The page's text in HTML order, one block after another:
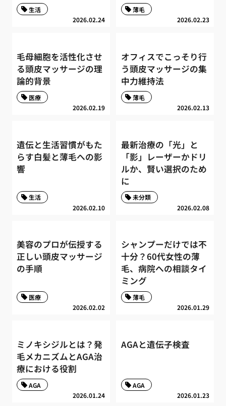
2026.02.24
生活
2026.02.23
薄毛
毛母細胞を活性化させ
る頭皮マッサージの理
論的背景
2026.02.19
医療
オフィスでこっそり行
う頭皮マッサージの集
中力維持法
2026.02.13
薄毛
遺伝と生活習慣がもた
らす白髪と薄毛への影
響
2026.02.10
生活
最新治療の「光」と
「影」レーザーかドリ
ルか、賢い選択のため
に
2026.02.08
未分類
美容のプロが伝授する
正しい頭皮マッサージ
の手順
2026.02.02
医療
シャンプーだけでは不
十分？60代女性の薄
毛、病院への相談タイ
ミング
2026.01.29
薄毛
ミノキシジルとは？発
毛メカニズムとAGA治
療における役割
2026.01.24
AGA
AGAと遺伝子検査
2026.01.23
AGA